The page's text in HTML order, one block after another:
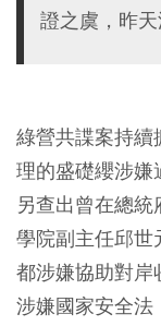
證之虞，昨天
綠營共諜案持續
理的盛礎纓涉嫌
另查出曾在總
學院副主任邱世
都涉嫌協助對岸
涉嫌國家安全法